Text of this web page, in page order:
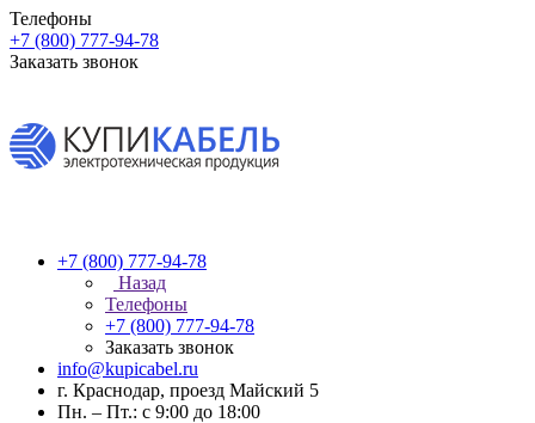
Телефоны
+7 (800) 777-94-78
Заказать звонок
+7 (800) 777-94-78
Назад
Телефоны
+7 (800) 777-94-78
Заказать звонок
info@kupicabel.ru
г. Краснодар, проезд Майский 5
Пн. – Пт.: с 9:00 до 18:00